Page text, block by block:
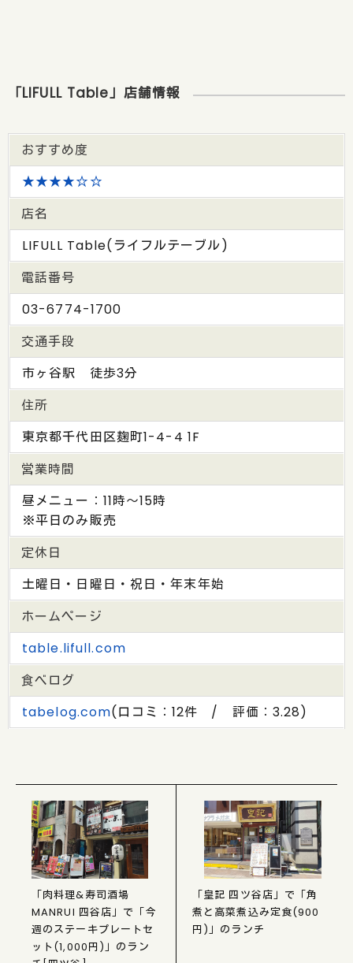
「LIFULL Table」店舗情報
おすすめ度
★★★★☆☆
店名
LIFULL Table(ライフルテーブル)
電話番号
03-6774-1700
交通手段
市ヶ谷駅 徒歩3分
住所
東京都千代田区麹町1-4-4 1F
営業時間
昼メニュー：11時～15時
※平日のみ販売
定休日
土曜日・日曜日・祝日・年末年始
ホームページ
table.lifull.com
食べログ
tabelog.com(口コミ：12件 / 評価：3.28)
「肉料理&寿司酒場
MANRUI 四谷店」で「今
週のステーキプレートセ
ット(1,000円)」のラン
「皇記 四ツ谷店」で「角
煮と高菜煮込み定食(900
円)」のランチ